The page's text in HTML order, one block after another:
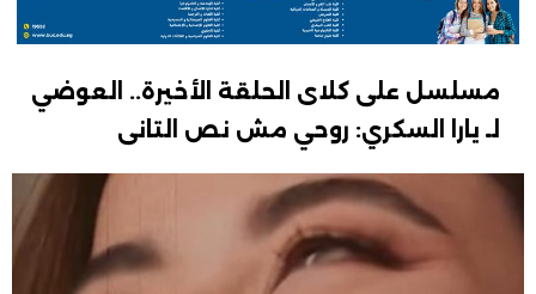
مسلسل على كلاى الحلقة الأخيرة.. العوضي
لـ يارا السكري: روحي مش نص التانى